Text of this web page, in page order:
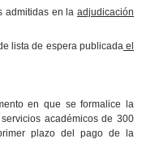
admitidas en laadjudicación
lista de espera publicadael
en que se formalice la
académicos de 300
plazo del pago de la